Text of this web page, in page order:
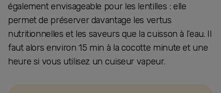
également envisageable pour les lentilles : elle
permet de préserver davantage les vertus
nutritionnelles et les saveurs que la cuisson à l’eau. Il
faut alors environ 15 min à la cocotte minute et une
heure si vous utilisez un cuiseur vapeur.